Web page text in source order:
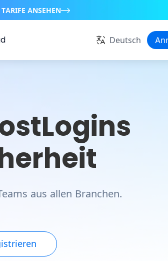
TARIFE ANSEHEN
Deutsch
aus allen Branchen.